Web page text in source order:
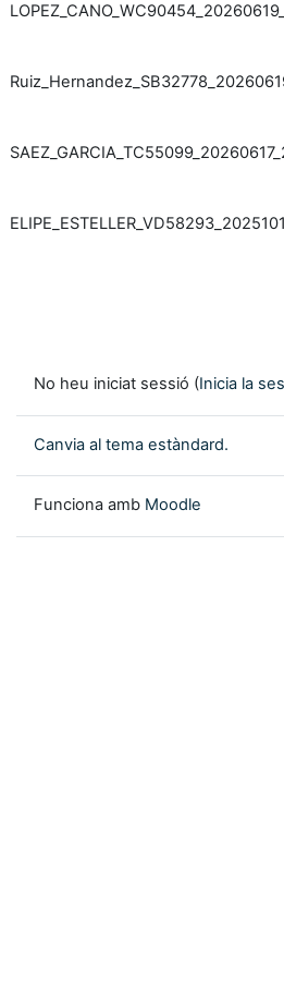
No heu iniciat sessió (Inicia la
Canvia al tema estàndard.
Funciona amb Moodle